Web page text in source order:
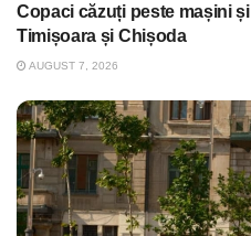
Copaci căzuți peste mașini
Timișoara și Chișoda
AUGUST 7, 2026